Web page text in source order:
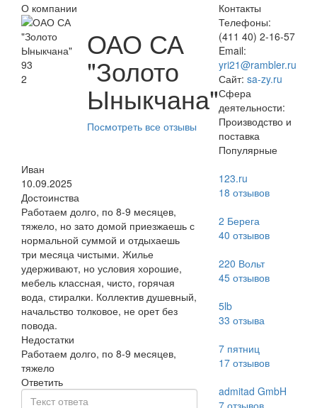
О компании
93
2
ОАО СА
"Золото
Ыныкчана"
Посмотреть все отзывы
Иван
10.09.2025
Достоинства
Работаем долго, по 8-9 месяцев,
тяжело, но зато домой приезжаешь с
нормальной суммой и отдыхаешь
три месяца чистыми. Жилье
удерживают, но условия хорошие,
мебель классная, чисто, горячая
вода, стиралки. Коллектив душевный,
начальство толковое, не орет без
повода.
Недостатки
Работаем долго, по 8-9 месяцев,
тяжело
Ответить
Контакты
Телефоны:
(411 40) 2-16-57
Email:
yri21@rambler.ru
Сайт: sa-zy.ru
Сфера
деятельности:
Производство и
поставка
Популярные
123.ru
18 отзывов
2 Берега
40 отзывов
220 Вольт
45отзывов
5lb
33 отзыва
7 пятниц
17отзывов
admitad GmbH
7отзывов